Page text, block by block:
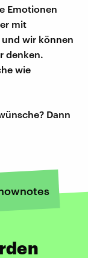
Emotionen
mit
wir können
denken.
wie
Dann